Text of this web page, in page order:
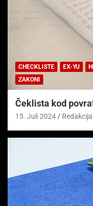
CHECKLISTE EX-YU
ZAKONI
Čeklista kod
15. Juli 2024 Redakcija